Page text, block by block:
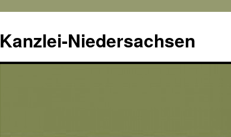
Kanzlei-Niedersachsen